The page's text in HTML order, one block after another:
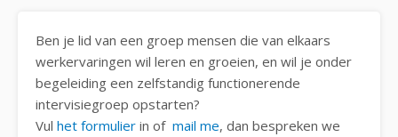
Ben je lid van een groep mensen die van elkaars
werkervaringen wil leren en groeien, en wil je onder
begeleiding een zelfstandig functionerende
intervisiegroep opstarten?
Vul het formulier in of mail me, dan bespreken we